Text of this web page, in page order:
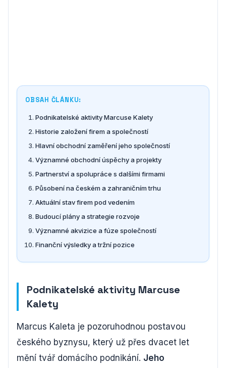
OBSAH ČLÁNKU:
Podnikatelské aktivity Marcuse Kalety
Historie založení firem a společností
Hlavní obchodní zaměření jeho společností
Významné obchodní úspěchy a projekty
Partnerství a spolupráce s dalšími firmami
Působení na českém a zahraničním trhu
Aktuální stav firem pod vedením
Budoucí plány a strategie rozvoje
Významné akvizice a fúze společností
Finanční výsledky a tržní pozice
Podnikatelské aktivity Marcuse
Kalety
Marcus Kaleta je pozoruhodnou postavou
českého byznysu, který už přes dvacet let
mění tvář domácího podnikání. Jeho